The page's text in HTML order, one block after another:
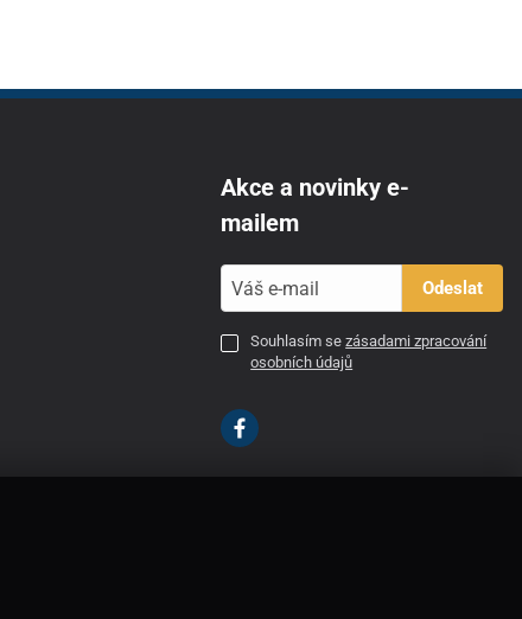
Akce a novinky e-
mailem
Odeslat
Souhlasím sezásadami zpracování
osobních údajů